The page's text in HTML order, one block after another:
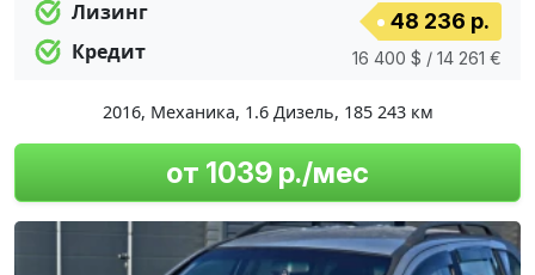
Лизинг
Кредит
48 236 р.
16 400 $ / 14 261 €
2016, Механика, 1.6 Дизель, 185 243 км
от 1039 р./мес